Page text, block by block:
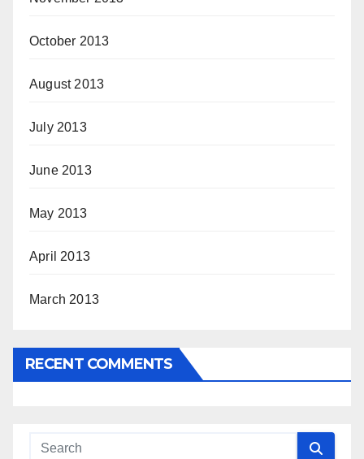
October 2013
August 2013
July 2013
June 2013
May 2013
April 2013
March 2013
RECENT COMMENTS